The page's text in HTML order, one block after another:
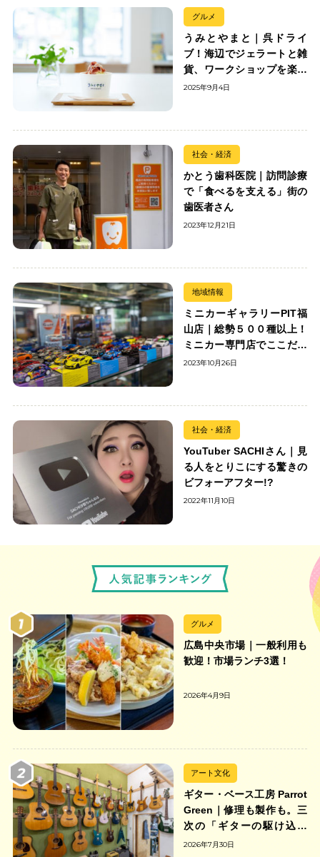
グルメ
うみとやまと｜呉ドライ
ブ！海辺でジェラートと雑
貨、ワークショップを楽し
む
2025年9月4日
社会・経済
かとう歯科医院｜訪問診療
で「食べるを支える」街の
歯医者さん
2023年12月21日
地域情報
ミニカーギャラリーPIT福
山店｜総勢５００種以上！
ミニカー専門店でここだけ
の出会いを楽しもう
2023年10月26日
社会・経済
YouTuber SACHIさん｜見
る人をとりこにする驚きの
ビフォーアフター!?
2022年11月10日
グルメ
広島中央市場｜一般利用も
歓迎！市場ランチ3選！
2026年4月9日
アート文化
ギター・ベース工房 Parrot
Green｜修理も製作も。三
次の「ギターの駆け込み
寺」
2026年7月30日